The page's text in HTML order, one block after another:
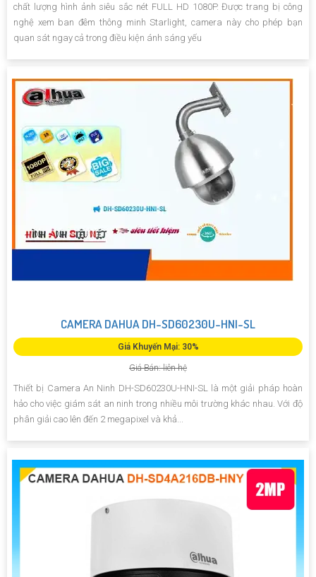
chất lượng hình ảnh siêu sắc nét FULL HD 1080P. Được trang bị công
nghệ xem ban đêm thông minh Starlight, camera này cho phép bạn
quan sát ngay cả trong điều kiện ánh sáng yếu
CAMERA DAHUA DH-SD60230U-HNI-SL
Giá Khuyến Mại: 30%
Giá Bán: liên hệ
Thiết bị Camera An Ninh DH-SD60230U-HNI-SL là một giải pháp hoàn
hảo cho việc giám sát an ninh trong nhiều môi trường khác nhau. Với độ
phân giải cao lên đến 2 megapixel và khả...